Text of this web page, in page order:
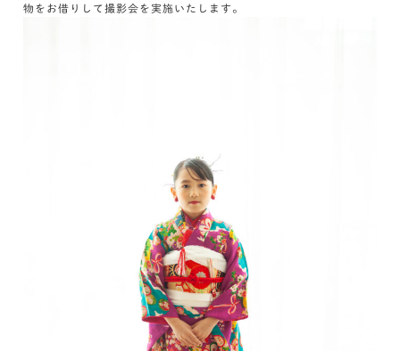
物をお借りして撮影会を実施いたします。